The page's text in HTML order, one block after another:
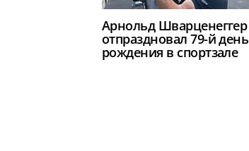
Арнольд Шварценеггер
отпраздновал 79-й день
рождения в спортзале